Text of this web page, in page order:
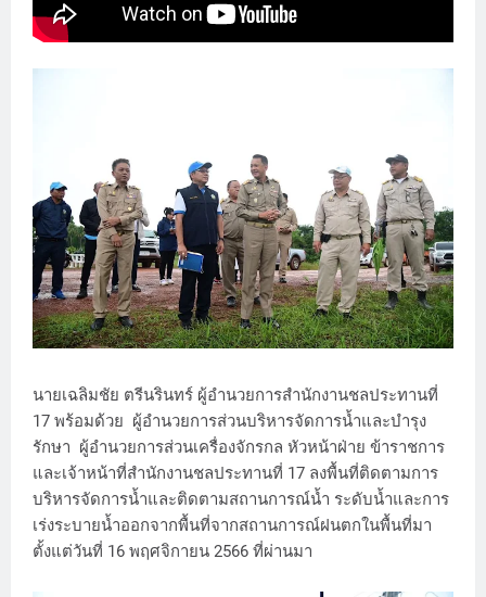
นายเฉลิมชัย ตรีนรินทร์ ผู้อำนวยการสำนักงานชลประทานที่
17 พร้อมด้วย ผู้อำนวยการส่วนบริหารจัดการน้ำและบำรุง
รักษา ผู้อำนวยการส่วนเครื่องจักรกล หัวหน้าฝ่าย ข้าราชการ
และเจ้าหน้าที่สำนักงานชลประทานที่ 17 ลงพื้นที่ติดตามการ
บริหารจัดการน้ำและติดตามสถานการณ์น้ำ ระดับน้ำและการ
เร่งระบายน้ำออกจากพื้นที่จากสถานการณ์ฝนตกในพื้นที่มา
ตั้งแต่วันที่ 16 พฤศจิกายน 2566 ที่ผ่านมา